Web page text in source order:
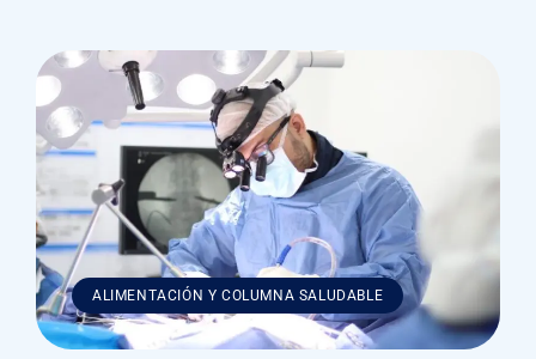
ALIMENTACIÓN Y COLUMNA SALUDABLE